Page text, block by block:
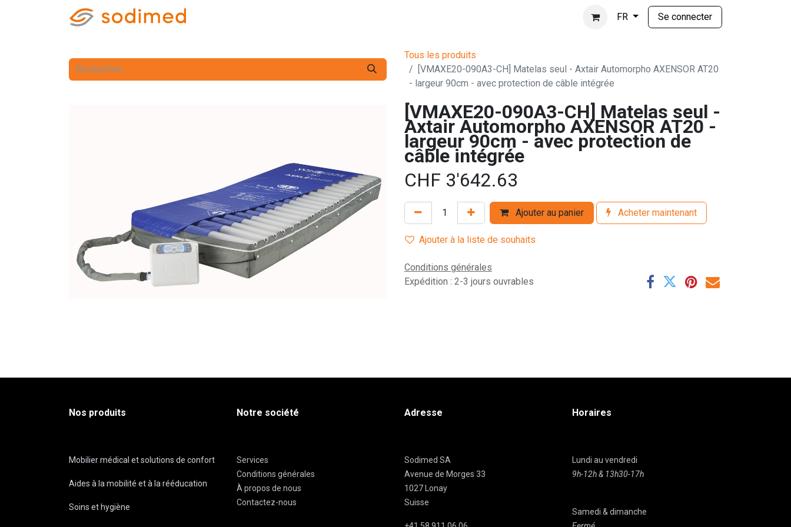
FR Se connecter
Tous les produits
[VMAXE20-090A3-CH] Matelas seul - Axtair Automorpho AXENSOR AT20
- largeur 90cm - avec protection de câble intégrée
[VMAXE20-090A3-CH] Matelas seul -
Axtair Automorpho AXENSOR AT20 -
largeur 90cm - avec protection de
câble intégrée
CHF 3'642.63
Ajouter au panier Acheter maintenant
Ajouter à la liste de souhaits
Conditions générales
Expédition : 2-3 jours ouvrables
Nos produits
Mobilier médical et solutions de confort
Aides à la mobilité et à la rééducation
Soins et hygiène
Notre société
Services
Conditions générales
À propos de nous
Contactez-nous
Adresse
Sodimed SA
Avenue de Morges 33
1027 Lonay
Suisse
Horaires
Lundi au vendredi
9h-12h & 13h30-17h
Samedi & dimanche